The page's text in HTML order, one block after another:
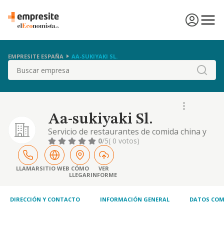
EMPRESITE ESPAÑA AA-SUKIYAKI SL.
Buscar
Aa-sukiyaki Sl.
Servicio de restaurantes de comida china y
japonesa. franquicia de restaurantes.
importación y distribución de alimentación y
productos industriales y artesanales
exportación de alimentación y productos
industriales y artesanales
0/5( 0 votos)
LLAMARSITIO WEB CÓMO
LLEGAR
VER
INFORME
DIRECCIÓN Y CONTACTO INFORMACIÓN GENERAL DATOS